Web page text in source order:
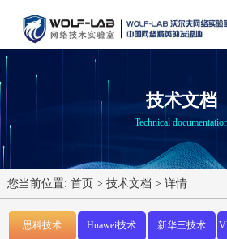
技术文档
Technical
您当前位置: 首页> 技术文档 > 详情
思科技术 Huawei技术 新华三技术